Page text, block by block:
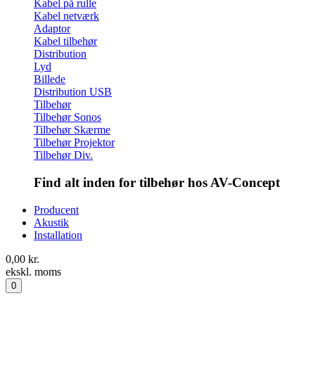
Kabel på rulle
Kabel netværk
Adaptor
Kabel tilbehør
Distribution
Lyd
Billede
Distribution USB
Tilbehør
Tilbehør Sonos
Tilbehør Skærme
Tilbehør Projektor
Tilbehør Div.
Find alt inden for tilbehør hos AV-Concept
Producent
Akustik
Installation
0,00 kr.
ekskl. moms
0